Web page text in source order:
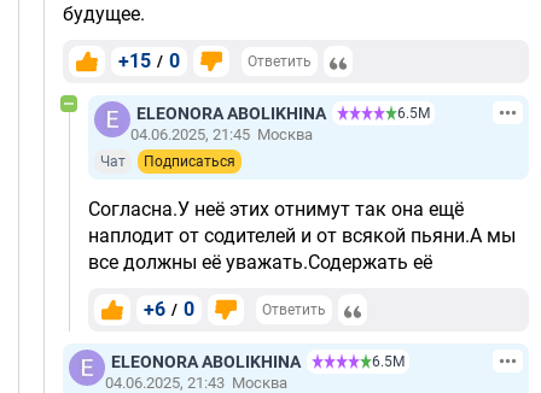
будущее.
+15 / 0 Ответить
ELEONORA ABOLIKHINA 6.5М
04.06.2025, 21:45 Москва
Чат Подписаться
Согласна.У неё этих отнимут так она ещё
наплодит от содителей и от всякой пьяни.А мы
все должны её уважать.Содержать её
+6 / 0 Ответить
ELEONORA ABOLIKHINA 6.5М
04.06.2025, 21:43 Москва